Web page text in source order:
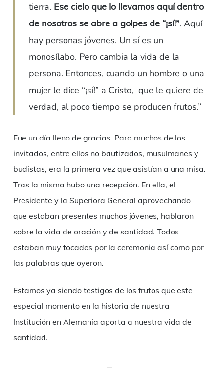
tierra. Ese cielo que lo llevamos aquí dentro
de nosotros se abre a golpes de “¡sí!”. Aquí
hay personas jóvenes. Un sí es un
monosílabo. Pero cambia la vida de la
persona. Entonces, cuando un hombre o una
mujer le dice “¡sí!” a Cristo, que le quiere de
verdad, al poco tiempo se producen frutos.”
Fue un día lleno de gracias. Para muchos de los
invitados, entre ellos no bautizados, musulmanes y
budistas, era la primera vez que asistían a una misa.
Tras la misma hubo una recepción. En ella, el
Presidente y la Superiora General aprovechando
que estaban presentes muchos jóvenes, hablaron
sobre la vida de oración y de santidad. Todos
estaban muy tocados por la ceremonia así como por
las palabras que oyeron.
Estamos ya siendo testigos de los frutos que este
especial momento en la historia de nuestra
Institución en Alemania aporta a nuestra vida de
santidad.